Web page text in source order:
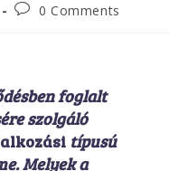
0 Comments
foglalt
szolgáló
típusú
Melyek a